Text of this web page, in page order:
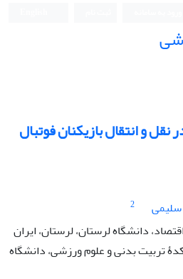
و انتقال بازیکنان فوتبال
2
دانشگاه لرستان، لرستان، ایران
تربیت بدنی و علوم ورزشی، دانشگاه